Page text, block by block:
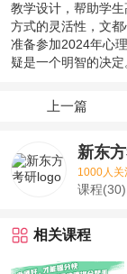
教学设计，帮助学
方式的灵活性，文
准备参加2024年心
疑是一个明智的决定
上一篇
新东
1000人关
课程(30)
相关课程